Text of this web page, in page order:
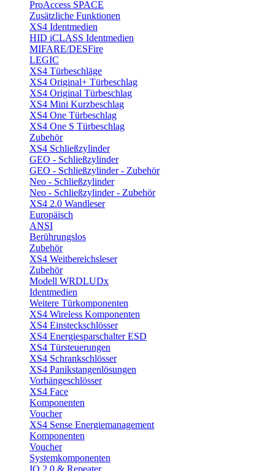
ProAccess SPACE
Zusätzliche Funktionen
XS4 Identmedien
HID iCLASS Identmedien
MIFARE/DESFire
LEGIC
XS4 Türbeschläge
XS4 Original+ Türbeschlag
XS4 Original Türbeschlag
XS4 Mini Kurzbeschlag
XS4 One Türbeschlag
XS4 One S Türbeschlag
Zubehör
XS4 Schließzylinder
GEO - Schließzylinder
GEO - Schließzylinder - Zubehör
Neo - Schließzylinder
Neo - Schließzylinder - Zubehör
XS4 2.0 Wandleser
Europäisch
ANSI
Berührungslos
Zubehör
XS4 Weitbereichsleser
Zubehör
Modell WRDLUDx
Identmedien
Weitere Türkomponenten
XS4 Wireless Komponenten
XS4 Einsteckschlösser
XS4 Energiesparschalter ESD
XS4 Türsteuerungen
XS4 Schrankschlösser
XS4 Panikstangenlösungen
Vorhängeschlösser
XS4 Face
Komponenten
Voucher
XS4 Sense Energiemanagement
Komponenten
Voucher
Systemkomponenten
IQ 2.0 & Repeater